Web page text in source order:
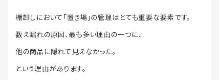
棚卸しにおいて「置き場」の管理はとても重要な要素です。
数え漏れの原因、最も多い理由の一つに、
他の商品に隠れて見えなかった。
という理由があります。